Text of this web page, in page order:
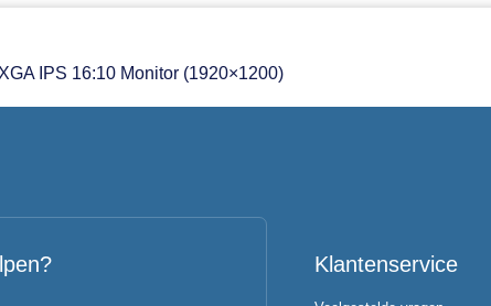
IPS 16:10 Monitor (1920×1200)
Klantenservice